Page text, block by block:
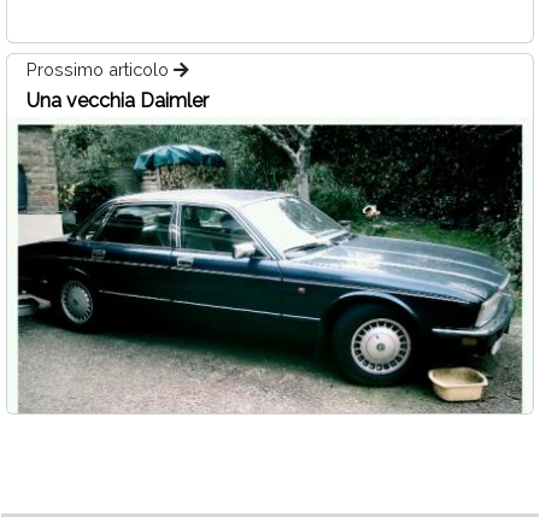
Prossimo articolo
Una vecchia Daimler